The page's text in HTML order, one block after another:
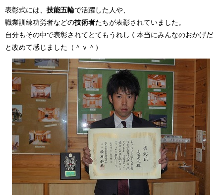
表彰式には、 技能五輪で活躍した人や、
職業訓練功労者などの技術者たちが表彰されていました。
自分もその中で表彰されてとてもうれしく本当にみんなのおかげだ
と改めて感じました（＾ｖ＾）